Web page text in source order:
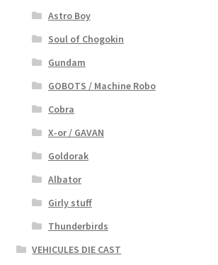
Astro Boy
Soul of Chogokin
Gundam
GOBOTS / Machine Robo
Cobra
X-or / GAVAN
Goldorak
Albator
Girly stuff
Thunderbirds
VEHICULES DIE CAST